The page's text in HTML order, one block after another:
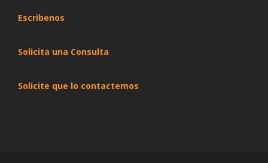
Escribenos
Solicita una Consulta
Solicite que lo contactemos